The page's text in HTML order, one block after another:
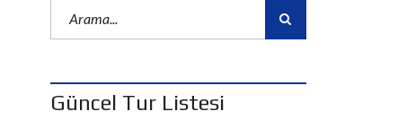
Güncel Tur Listesi